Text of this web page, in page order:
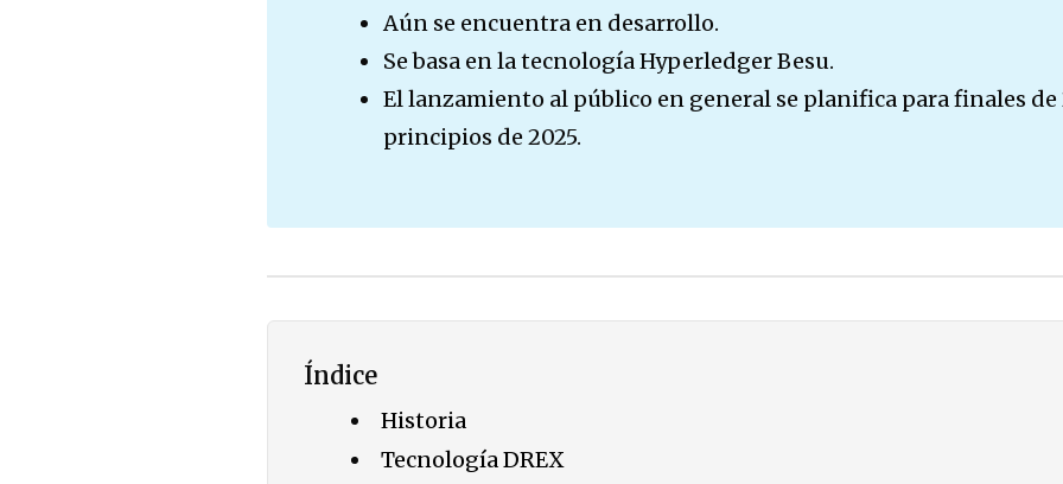
Aún se encuentra en desarrollo.
Se basa en la tecnología Hyperledger Besu.
El lanzamiento al público en general se planifica para finales de
principios de 2025.
Índice
Historia
Tecnología DREX